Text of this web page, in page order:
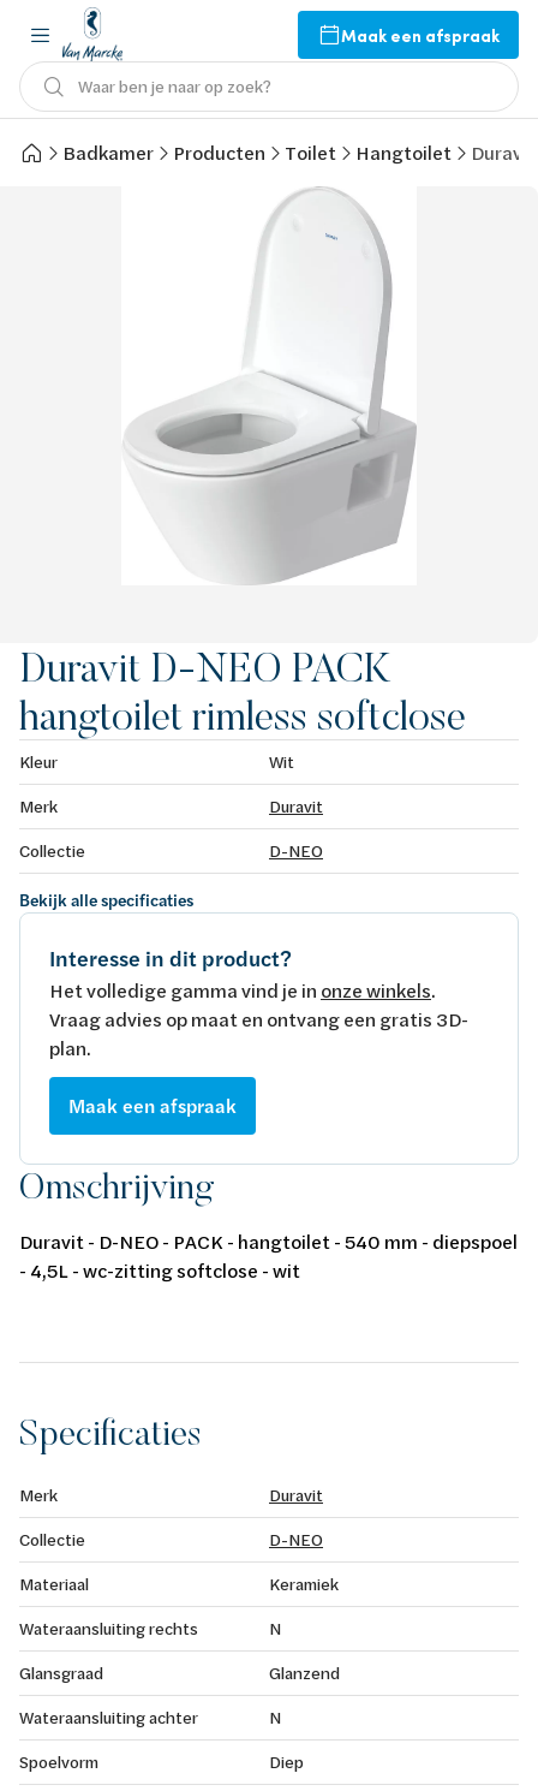
Maak een afspraak
Waar ben je naar op zoek?
Badkamer Producten Toilet Hangtoilet
Duravit D-NEO PACK
hangtoilet rimless softclose
Kleur
Wit
Merk
Duravit
Collectie
D-NEO
Bekijk alle specificaties
Interesse in dit product?
Het volledige gamma vind je in onze winkels.
Vraag advies op maat en ontvang een gratis 3D-
plan.
Maak een afspraak
Omschrijving
Duravit - D-NEO - PACK - hangtoilet - 540 mm - diepspoel
- 4,5L - wc-zitting softclose - wit
Specificaties
Merk
Duravit
Collectie
D-NEO
Materiaal
Keramiek
Wateraansluiting rechts
N
Glansgraad
Glanzend
Wateraansluiting achter
N
Spoelvorm
Diep